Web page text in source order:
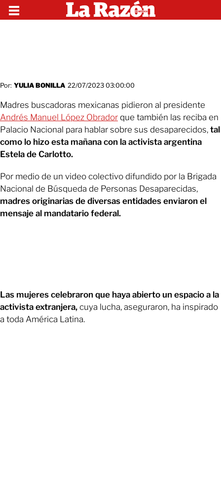
Por: YULIA BONILLA 22/07/2023 03:00:00
Madres buscadoras mexicanas pidieron al presidente
Andrés Manuel López Obrador que también las reciba en
Palacio Nacional para hablar sobre sus desaparecidos, tal
como lo hizo esta mañana con la activista argentina
Estela de Carlotto.
Por medio de un video colectivo difundido por la Brigada
Nacional de Búsqueda de Personas Desaparecidas,
madres originarias de diversas entidades enviaron el
mensaje al mandatario federal.
Las mujeres celebraron que haya abierto un espacio a la
activista extranjera, cuya lucha, aseguraron, ha inspirado
a toda América Latina.